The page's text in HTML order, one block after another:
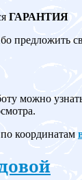
ГАРАНТИЯ
предложить
можно
координатам